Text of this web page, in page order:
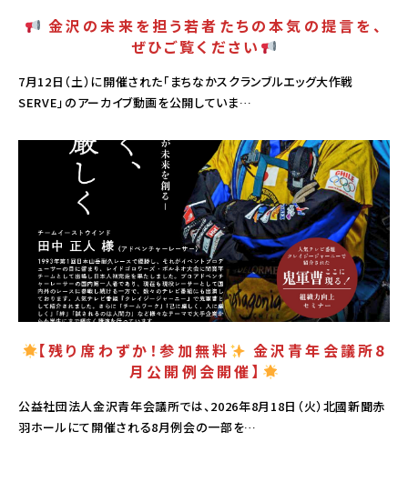
金沢の未来を担う若者たちの本気の提言を、
ぜひご覧ください
7月12日（土）に開催された「まちなかスクランブルエッグ大作戦
SERVE」のアーカイブ動画を公開していま…
PICK UP
【残り席わずか！参加無料
金沢青年会議所8
月公開例会開催】
公益社団法人金沢青年会議所では、2026年8月18日（火）北國新聞赤
羽ホールにて開催される8月例会の一部を…